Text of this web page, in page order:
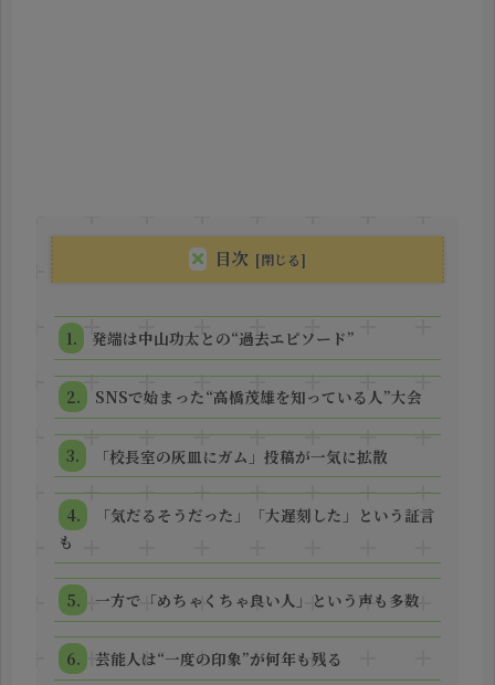
目次
発端は中山功太との“過去エピソード”
SNSで始まった“高橋茂雄を知っている人”大会
「校長室の灰皿にガム」投稿が一気に拡散
「気だるそうだった」「大遅刻した」という証言
も
一方で「めちゃくちゃ良い人」という声も多数
芸能人は“一度の印象”が何年も残る